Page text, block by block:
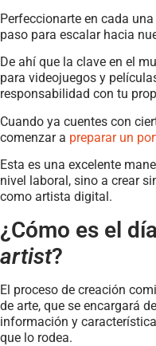
Perfeccionarte en cada
paso para escalar hacia
De ahí que la clave en el
para videojuegos y
responsabilidad con tu
Cuando ya cuentes con
comenzar a preparar un
Esta es una excelente
nivel laboral, sino a crear
como artista digital.
¿Cómo es el
artist?
El proceso de creación
de arte, que se encargará
información y
que lo rodea.